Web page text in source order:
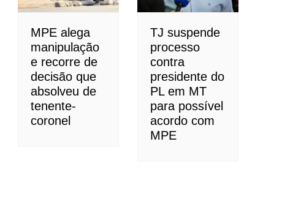
MPE alega
manipulação
e recorre de
decisão que
absolveu de
tenente-
coronel
TJ suspende
processo
contra
presidente do
PL em MT
para possível
acordo com
MPE